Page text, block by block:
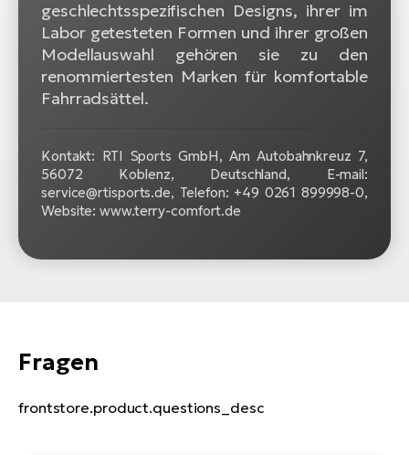
geschlechtsspezifischen Designs, ihrer im
Labor getesteten Formen und ihrer großen
Modellauswahl gehören sie zu den
renommiertesten Marken für komfortable
Fahrradsättel.
Kontakt: RTI Sports GmbH, Am Autobahnkreuz 7,
56072 Koblenz, Deutschland, E-mail:
service@rtisports.de, Telefon: +49 0261 899998‍-‍0,
Website: www.terry-comfort.de
Fragen
frontstore.product.questions_desc